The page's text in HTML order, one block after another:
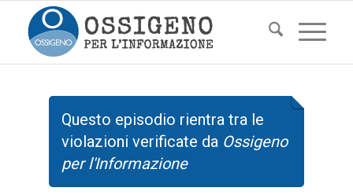
Questo episodio rientra tra le
violazioni verificate da Ossigeno
per l'Informazione